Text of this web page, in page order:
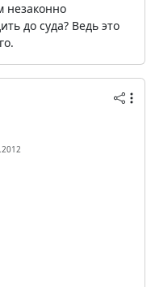
незаконно
до суда? Ведь это